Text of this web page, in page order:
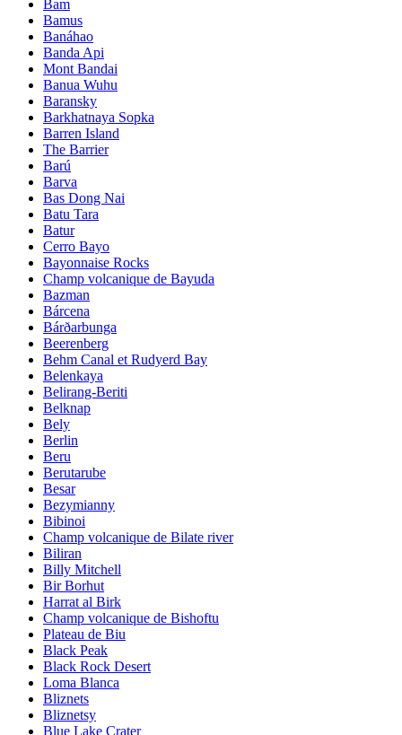
Bam
Bamus
Banáhao
Banda Api
Mont Bandai
Banua Wuhu
Baransky
Barkhatnaya Sopka
Barren Island
The Barrier
Barú
Barva
Bas Dong Nai
Batu Tara
Batur
Cerro Bayo
Bayonnaise Rocks
Champ volcanique de Bayuda
Bazman
Bárcena
Bárðarbunga
Beerenberg
Behm Canal et Rudyerd Bay
Belenkaya
Belirang-Beriti
Belknap
Bely
Berlin
Beru
Berutarube
Besar
Bezymianny
Bibinoi
Champ volcanique de Bilate river
Biliran
Billy Mitchell
Bir Borhut
Harrat al Birk
Champ volcanique de Bishoftu
Plateau de Biu
Black Peak
Black Rock Desert
Loma Blanca
Bliznets
Bliznetsy
Blue Lake Crater